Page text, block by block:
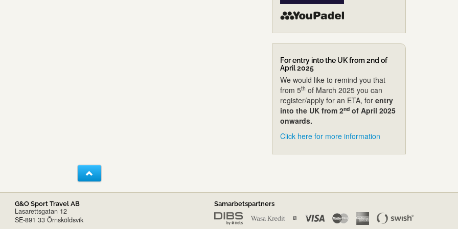
For entry into the UK from 2nd of
April 2025
We would like to remind you that
from 5th of March 2025 you can
register/apply for an ETA, for entry
into the UK from 2ndof April 2025
onwards.
Click here for more information
G&O Sport Travel AB
Lasarettsgatan 12
SE-891 33 Örnsköldsvik
Samarbetspartners